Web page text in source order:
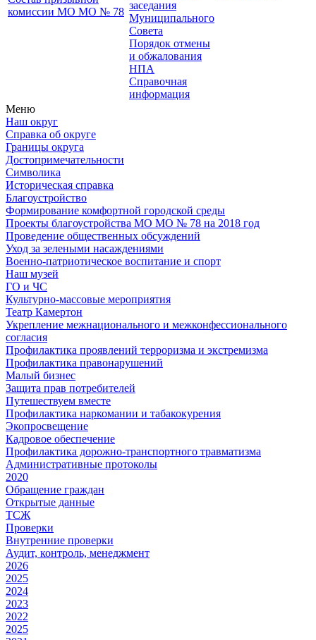
комиссии МО МО № 78
заседания
Муниципального
Совета
Порядок отмены
и обжалования
НПА
Справочная
информация
Меню
Наш округ
Справка об округе
Границы округа
Достопримечательности
Символика
Историческая справка
Благоустройство
Формирование комфортной городской среды
Проекты благоустройства МО МО № 78 на 2018 год
Проведение общественных обсуждений
Уход за зелеными насаждениями
Военно-патриотическое воспитание и спорт
Наш музей
ГО и ЧС
Культурно-массовые мероприятия
Театр Камертон
Укрепление межнационального и межконфессионального
согласия
Профилактика проявлений терроризма и экстремизма
Профилактика правонарушений
Малый бизнес
Защита прав потребителей
Путешествуем вместе
Профилактика наркомании и табакокурения
Экопросвещение
Кадровое обеспечение
Профилактика дорожно-транспортного травматизма
Административные протоколы
2020
Обращение граждан
Открытые данные
ТСЖ
Проверки
Внутренние проверки
Аудит, контроль, менеджмент
2026
2025
2024
2023
2022
2025